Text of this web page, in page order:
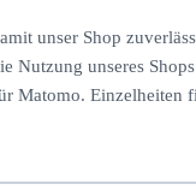
unser Shop
Nutzung unseres
Matomo. Einzelheiten